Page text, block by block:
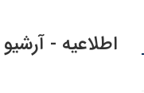
اطلاعیه - آرشیو